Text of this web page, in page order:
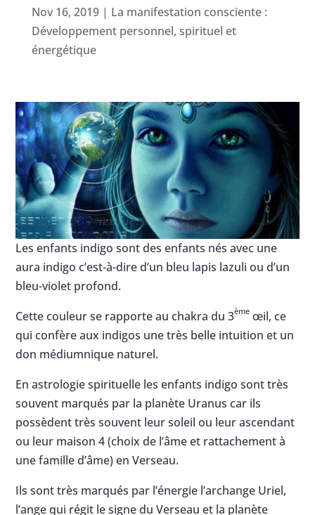
Nov 16, 2019| La manifestation consciente :
Développement personnel, spirituel et
énergétique
Les enfants indigo sont des enfants nés avec une
aura indigo c’est-à-dire d’un bleu lapis lazuli ou d’un
bleu-violet profond.
Cette couleur se rapporte au chakra du 3ème œil, ce
qui confère aux indigos une très belle intuition et un
don médiumnique naturel.
En astrologie spirituelle les enfants indigo sont très
souvent marqués par la planète Uranus car ils
possèdent très souvent leur soleil ou leur ascendant
ou leur maison 4 (choix de l’âme et rattachement à
une famille d’âme) en Verseau.
Ils sont très marqués par l’énergie l’archange Uriel,
l’ange qui régit le signe du Verseau et la planète